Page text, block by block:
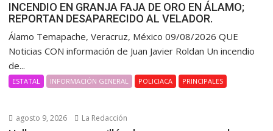
INCENDIO EN GRANJA FAJA DE ORO EN ÁLAMO;
REPORTAN DESAPARECIDO AL VELADOR.
Álamo Temapache, Veracruz, México 09/08/2026 QUE
Noticias CON información de Juan Javier Roldan Un incendio
de...
ESTATAL INFORMACIÓN GENERAL POLICIACA PRINCIPALES
agosto 9, 2026 La Redacción